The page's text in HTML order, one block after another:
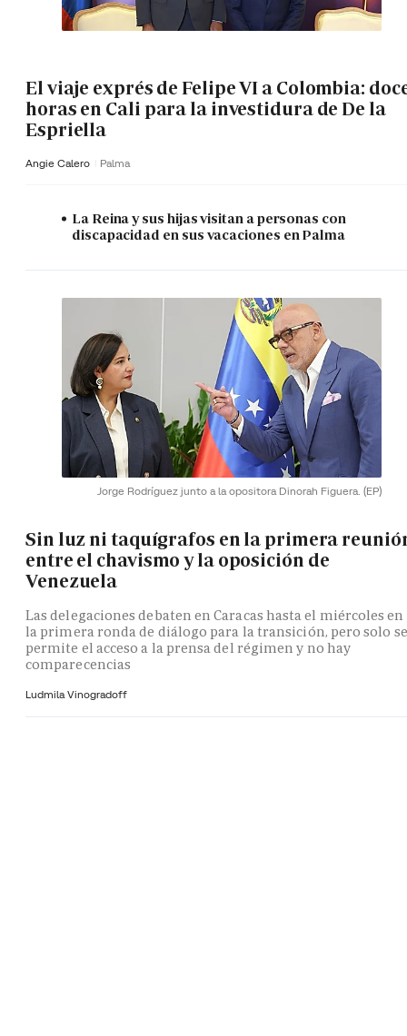
El viaje exprés de Felipe VI a Colombia:
horas en Cali para la investidura de De la
Espriella
Angie Calero Palma
La Reina y sus hijas visitan a personas con
discapacidad en sus vacaciones en Palma
Jorge Rodríguez junto a la opositora Dinorah Figuera. (EP)
Sin luz ni taquígrafos en la primera
entre el chavismo y la oposición de
Venezuela
Las delegaciones debaten en Caracas hasta el miércoles en
la primera ronda de diálogo para la transición, pero solo se
permite el acceso a la prensa del régimen y no hay
comparecencias
Ludmila Vinogradoff